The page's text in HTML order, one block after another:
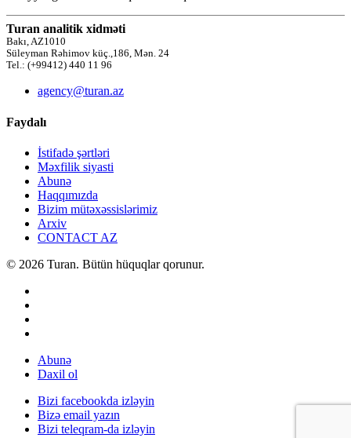
Turan analitik xidməti
Bakı, AZ1010
Süleyman Rəhimov küç.,186, Mən. 24
Tel.: (+99412) 440 11 96
agency@turan.az
Faydalı
İstifadə şərtləri
Məxfilik siyasti
Abunə
Haqqımızda
Bizim mütəxəssislərimiz
Arxiv
CONTACT AZ
© 2026 Turan. Bütün hüquqlar qorunur.
Abunə
Daxil ol
Bizi facebookda izləyin
Bizə email yazın
Bizi teleqram-da izləyin